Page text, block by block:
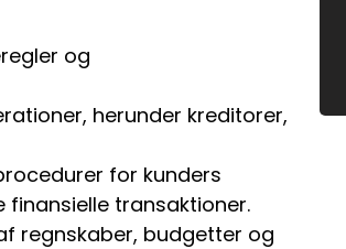
og
herunder kreditorer,
for kunders
transaktioner.
regnskaber, budgetter og